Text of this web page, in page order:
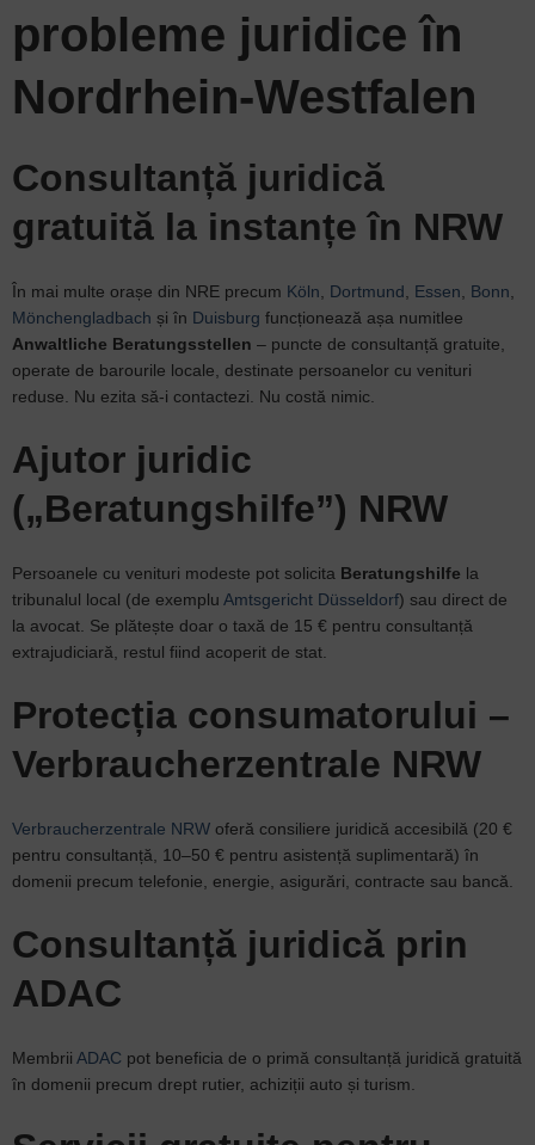
probleme juridice în
Nordrhein-Westfalen
Consultanță juridică
gratuită la instanțe în NRW
În mai multe orașe din NRE precum Köln Dortmund Essen Bonn
Mönchengladbach și în Duisburg funcționează așa numitlee
Anwaltliche Beratungsstellen – puncte de consultanță gratuite,
operate de barourile locale, destinate persoanelor cu venituri
reduse. Nu ezita să-i contactezi. Nu costă nimic.
Ajutor juridic
(„Beratungshilfe”) NRW
Persoanele cu venituri modeste pot solicita Beratungshilfe la
tribunalul local (de exemplu Amtsgericht Düsseldorf) sau direct de
la avocat. Se plătește doar o taxă de 15 € pentru consultanță
extrajudiciară, restul fiind acoperit de stat.
Protecția consumatorului –
Verbraucherzentrale NRW
Verbraucherzentrale NRW oferă consiliere juridică accesibilă (20 €
pentru consultanță, 10–50 € pentru asistență suplimentară) în
domenii precum telefonie, energie, asigurări, contracte sau bancă.
Consultanță juridică prin
ADAC
Membrii ADAC pot beneficia de o primă consultanță juridică gratuită
în domenii precum drept rutier, achiziții auto și turism.